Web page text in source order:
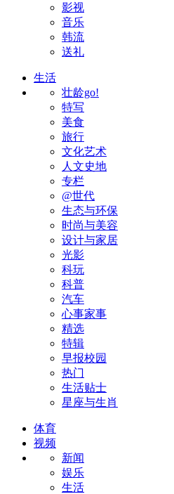
影视
音乐
韩流
送礼
生活
壮龄go!
特写
美食
旅行
文化艺术
人文史地
专栏
@世代
生态与环保
时尚与美容
设计与家居
光影
科玩
科普
汽车
心事家事
精选
特辑
早报校园
热门
生活贴士
星座与生肖
体育
视频
新闻
娱乐
生活